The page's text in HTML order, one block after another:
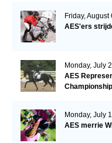
Friday, August
AES'ers
Monday, July
AES
Monday, July
AES merrie